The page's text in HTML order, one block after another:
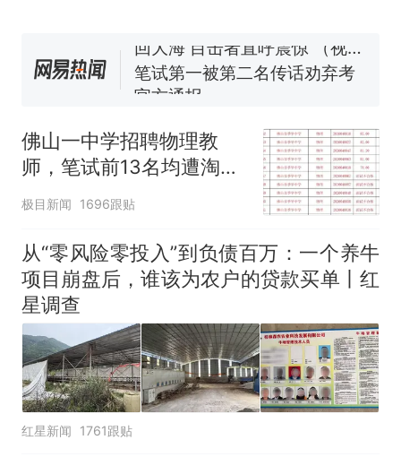
来源：参考消息）
笔试第一被第二名传话劝弃考
官方通报
因老师一句“跟我回家”改写了
人生
佛山一中学招聘物理教
师，笔试前13名均遭淘
汰？教育局：已叫停招
极目新闻 1696跟贴
从“零风险零投入”到负债百万：一个养牛
项目崩盘后，谁该为农户的贷款买单丨红
星调查
红星新闻 1761跟贴